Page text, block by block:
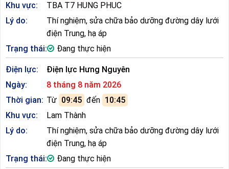
Khu vực:
TBA T7 HUNG PHUC
Lý do:
Thí nghiệm, sửa chữa bảo dưỡng đường dây lưới
điện Trung, hạ áp
Trạng thái:
Đang thực hiện
Điện lực:
Điện lực Hưng Nguyên
Ngày:
8 tháng 8 năm 2026
Thời gian: Từ 09:45 đến 10:45
Khu vực:
Lam Thành
Lý do:
Thí nghiệm, sửa chữa bảo dưỡng đường dây lưới
điện Trung, hạ áp
Trạng thái:
Đang thực hiện